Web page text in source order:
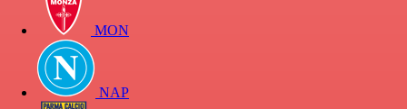
MON
NAP